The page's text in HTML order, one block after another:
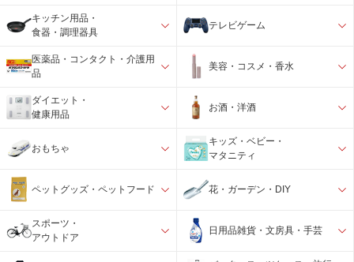
キッチン用品・
食器・調理器具
テレビゲーム
医薬品・コンタクト・介護用
品
美容・コスメ・香水
ダイエット・
健康用品
お酒・洋酒
おもちゃ
キッズ・ベビー・
マタニティ
ペットグッズ・ペットフード 花・ガーデン・DIY
スポーツ・
アウトドア
日用品雑貨・文房具・手芸